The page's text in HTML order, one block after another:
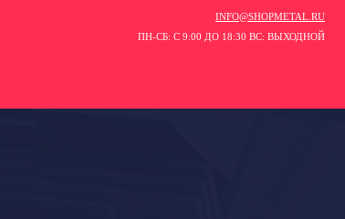
INFO@SHOPMETAL.RU
ПН-СБ: С 9:00 ДО 18:30 ВС: ВЫХОДНОЙ